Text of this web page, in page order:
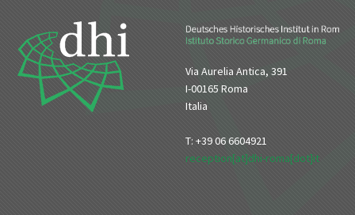
Via Aurelia Antica, 391
I-00165 Roma
Italia
T: +39 06 6604921
reception[at]dhi-roma[dot]it